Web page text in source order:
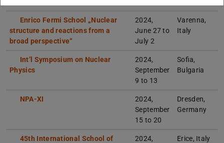
Enrico Fermi School „Nuclear
structure and reactions from a
broad perspective“
2024,
June 27 to
July 2
Varenna,
Italy
Int’l Symposium on Nuclear
Physics
2024,
September
9 to 13
Sofia,
Bulgaria
NPA-XI
2024,
September
15 to 20
Dresden,
Germany
45th International School of
2024,
Erice, Italy